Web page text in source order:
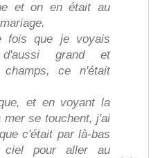
et on en était au
fois que je voyais
grand et
champs, ce n'était
et en voyant la
se touchent, j'ai
c'était par là-bas
ciel pour aller au